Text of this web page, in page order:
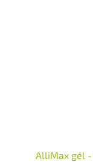
AlliMax gél